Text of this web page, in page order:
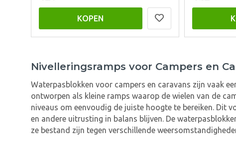
KOPEN
Nivelleringsramps voor Campers en
Waterpasblokken voor campers en caravans zijn vaak
ontworpen als kleine ramps waarop de wielen van de
niveaus om eenvoudig de juiste hoogte te bereiken. Dit
en andere uitrusting in balans blijven. De
ze bestand zijn tegen verschillende